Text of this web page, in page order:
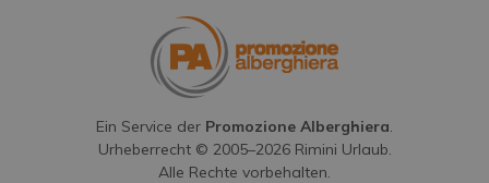
Ein Service der Promozione Alberghiera.
Urheberrecht © 2005–2026Rimini Urlaub.
Alle Rechte vorbehalten.